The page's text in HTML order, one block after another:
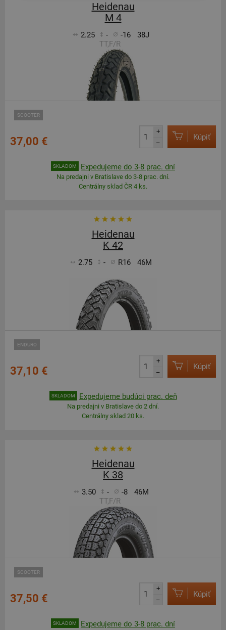
Heidenau
M 4
2.25 - -16
38J
TT,F/R
SCOOTER
37,00 €
+
–
Kúpiť
SKLADOM Expedujeme do 3-8 prac. dní
Na predajni v Bratislave do 3-8 prac. dní.
Centrálny sklad ČR 4 ks.
Heidenau
K 42
2.75 - R16 46M
ENDURO
37,10 €
+
–
Kúpiť
SKLADOM Expedujeme budúci prac. deň
Na predajni v Bratislave do 2 dní.
Centrálny sklad 20 ks.
Heidenau
K 38
3.50 - -8
46M
TT,F/R
SCOOTER
37,50 €
+
–
Kúpiť
SKLADOM Expedujeme do 3-8 prac. dní